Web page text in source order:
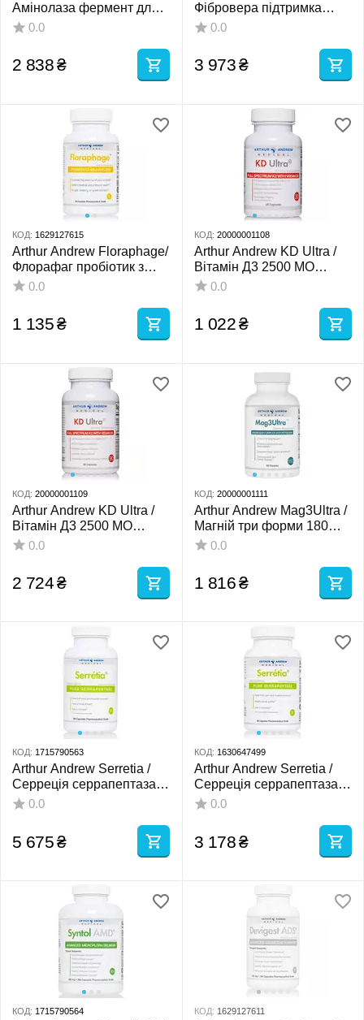
Амінолаза фермент для
засвоєння білка 90
0.0
2 838₴
Фібровера підтримка
нормального рівня
0.0
3 973₴
КОД: 1629127615
Arthur Andrew Floraphage/
Флорафаг пробіотик з
бактерофагами 30 капсул
0.0
1 135₴
КОД: 20000001108
Arthur Andrew KD Ultra /
Вітамін Д3 2500 МО
рослинний + вітамін К 30
0.0
1 022₴
КОД: 20000001109
Arthur Andrew KD Ultra /
Вітамін Д3 2500 МО
рослинний + вітамін К 90
0.0
2 724₴
КОД: 20000001111
Arthur Andrew Mag3Ultra /
Магній три форми 180
капсул
0.0
1 816₴
КОД: 1715790563
Arthur Andrew Serretia /
Серреція серрапептаза
250.000 SPU 180 капсул
0.0
5 675₴
КОД: 1630647499
Arthur Andrew Serretia /
Серреція серрапептаза
250.000 SPU 90 капсул
0.0
3 178₴
КОД: 1715790564 КОД: 1629127611